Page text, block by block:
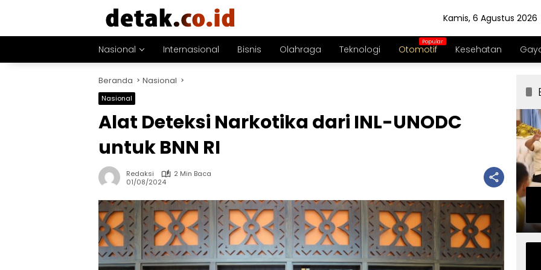
Kamis, 6 Agustus 2026
Nasional Internasional Bisnis Olahraga Teknologi Otomotif Kesehatan
Beranda Nasional
Nasional
Alat Deteksi Narkotika dari INL-UNODC
untuk BNN RI
Redaksi
2 Min Baca
01/08/2024